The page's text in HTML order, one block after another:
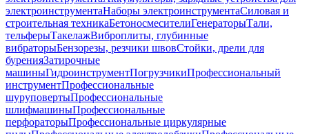
электроинструментаНаборы электроинструментаСиловая и
строительная техникаБетоносмесителиГенераторыТали,
тельферыТакелажВиброплиты, глубинные
вибраторыБензорезы, резчики швовСтойки, дрели для
буренияЗатирочные
машиныГидроинструментПогрузчикиПрофессиональный
инструментПрофессиональные
шуруповертыПрофессиональные
шлифмашиныПрофессиональные
перфораторыПрофессиональные циркулярные